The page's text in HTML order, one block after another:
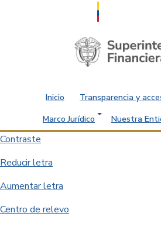
Saltar al contenido principal
Inicio Transparencia y
Marco Jurídico
Nuestra
Contraste
Reducir letra
Aumentar letra
Centro de relevo